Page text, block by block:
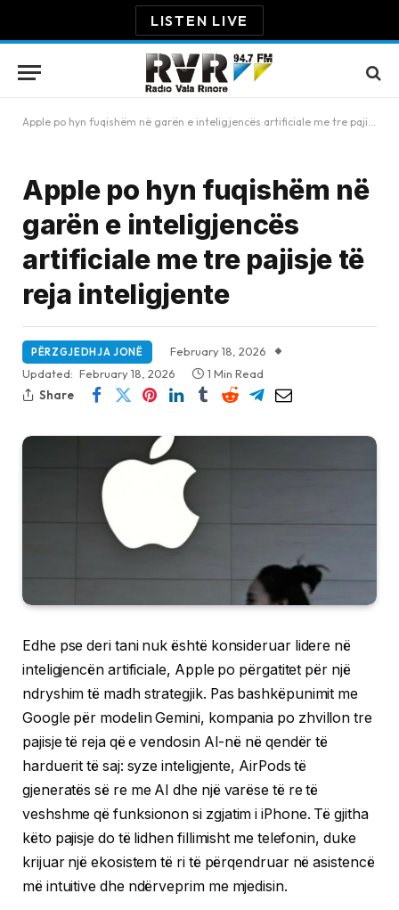
LISTEN LIVE
Apple po hyn fuqishëm në garën e inteligjencës artificiale me tre pajisje të reja inteligjente
Apple po hyn fuqishëm në
garën e inteligjencës
artificiale me tre pajisje të
reja inteligjente
PËRZGJEDHJA JONË
February 18, 2026
Updated: February 18, 2026
1 Min Read
Share
Edhe pse deri tani nuk është konsideruar lidere në
inteligjencën artificiale, Apple po përgatitet për një
ndryshim të madh strategjik. Pas bashkëpunimit me
Google për modelin Gemini, kompania po zhvillon tre
pajisje të reja që e vendosin AI-në në qendër të
harduerit të saj: syze inteligjente, AirPods të
gjeneratës së re me AI dhe një varëse të re të
veshshme që funksionon si zgjatim i iPhone. Të gjitha
këto pajisje do të lidhen fillimisht me telefonin, duke
krijuar një ekosistem të ri të përqendruar në asistencë
më intuitive dhe ndërveprim me mjedisin.